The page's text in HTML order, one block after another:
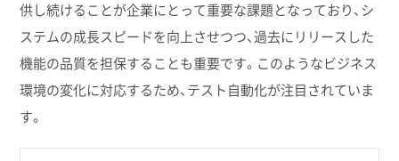
供し続けることが企業にとって重要な課題となっており、シ
ステムの成長スピードを向上させつつ、過去にリリースした
機能の品質を担保することも重要です。このようなビジネス
環境の変化に対応するため、テスト自動化が注目されていま
す。